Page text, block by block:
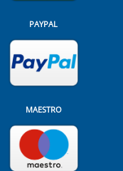
PAYPAL
MAESTRO